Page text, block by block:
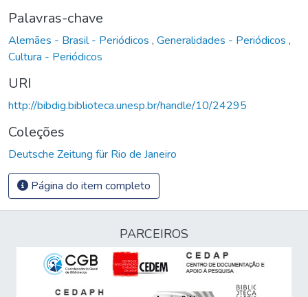
Palavras-chave
Alemães - Brasil - Periódicos , Generalidades - Periódicos ,
Cultura - Periódicos
URI
http://bibdig.biblioteca.unesp.br/handle/10/24295
Coleções
Deutsche Zeitung für Rio de Janeiro
Página do item completo
PARCEIROS